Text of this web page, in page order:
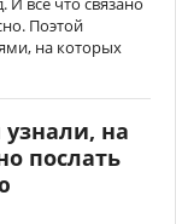
Поэтой
на которых
на
послать